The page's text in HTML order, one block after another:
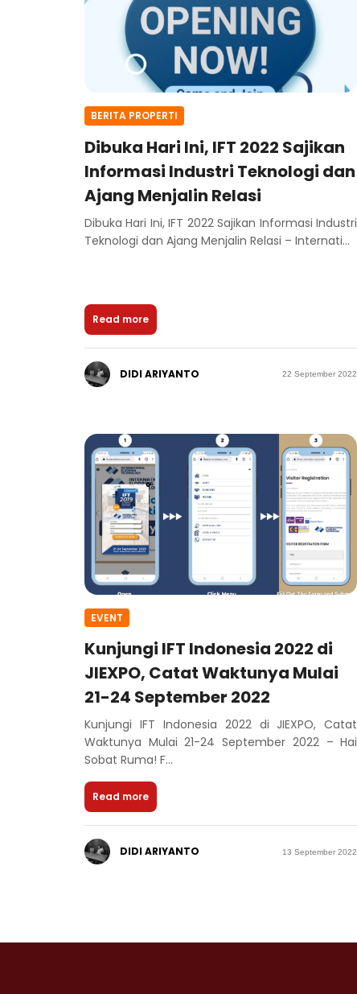
BERITA PROPERTI
Dibuka Hari Ini, IFT 2022 Sajikan
Informasi Industri Teknologi dan
Ajang Menjalin Relasi
Dibuka Hari Ini, IFT 2022 Sajikan Informasi Industri
Teknologi dan Ajang Menjalin Relasi – Internati...
Read more
DIDI ARIYANTO 22 September 2022
EVENT
Kunjungi IFT Indonesia 2022 di
JIEXPO, Catat Waktunya Mulai
21-24 September 2022
Kunjungi IFT Indonesia 2022 di JIEXPO, Catat
Waktunya Mulai 21-24 September 2022 – Hai
Sobat Ruma! F...
Read more
DIDI ARIYANTO 13 September 2022